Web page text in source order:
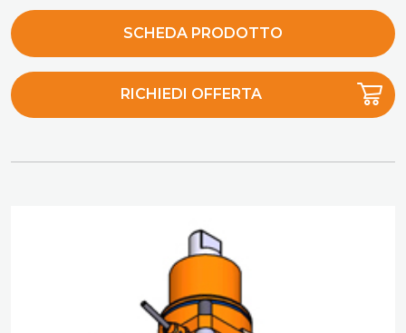
SCHEDA PRODOTTO
RICHIEDI OFFERTA